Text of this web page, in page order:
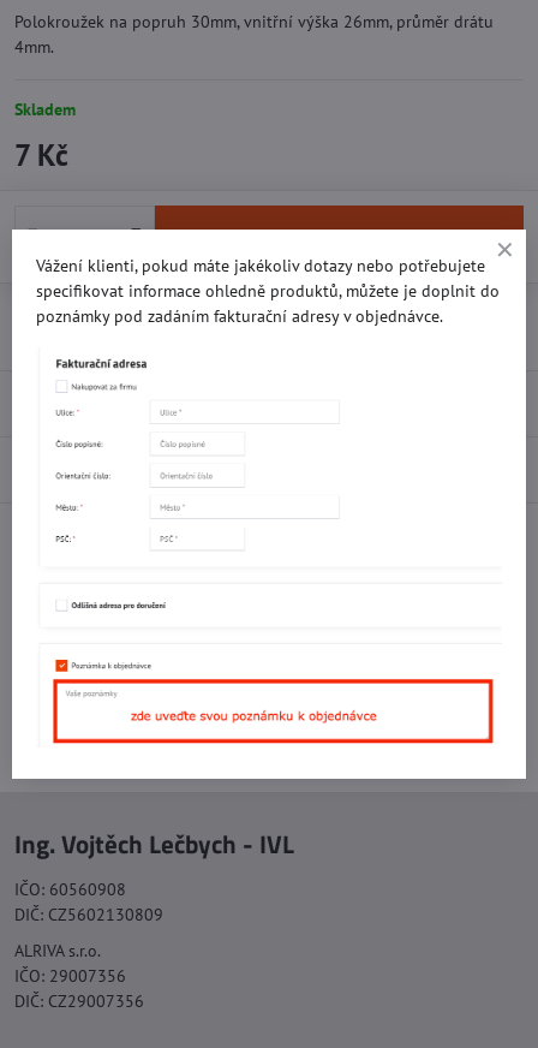
Polokroužek na popruh 30mm, vnitřní výška 26mm, průměr drátu
4mm.
Skladem
7 Kč
Do košíku
Přidat k Oblíbeným Doručení
Recenze
Diskuse 0
Potřebujete poradit s objednávkou?
+420 577 523 563
Ing. Vojtěch Lečbych - IVL
IČO: 60560908
DIČ: CZ5602130809
ALRIVA s.r.o.
IČO: 29007356
DIČ: CZ29007356
Vážení klienti, pokud máte jakékoliv dotazy nebo potřebujete
specifikovat informace ohledně produktů, můžete je doplnit do
poznámky pod zadáním fakturační adresy v objednávce.